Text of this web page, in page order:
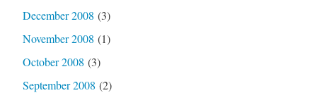
December 2008 (3)
November 2008 (1)
October 2008 (3)
September 2008 (2)